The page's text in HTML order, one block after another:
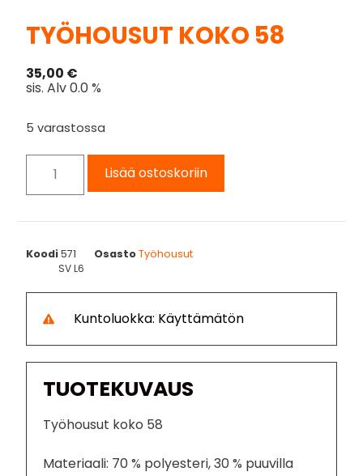
TYÖHOUSUT KOKO 58
35,00 €
sis. Alv 0.0 %
5 varastossa
Lisää ostoskoriin
Koodi571 OsastoTyöhousut
SV L6
Kuntoluokka: Käyttämätön
TUOTEKUVAUS
Työhousut koko 58
Materiaali: 70 % polyesteri, 30 % puuvilla